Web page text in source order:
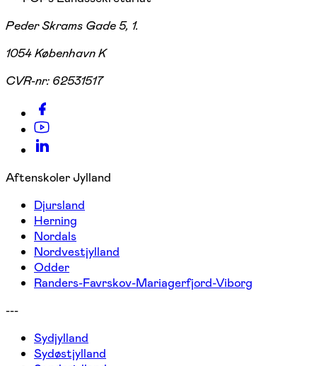
Peder Skrams Gade 5, 1.
1054 København K
CVR-nr: 62531517
Aftenskoler Jylland
Djursland
Herning
Nordals
Nordvestjylland
Odder
Randers-Favrskov-Mariagerfjord-Viborg
---
Sydjylland
Sydøstjylland